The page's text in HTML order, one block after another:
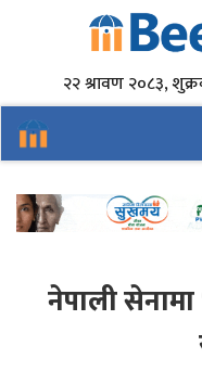
२२ श्रावण २०८३,
नेपाली